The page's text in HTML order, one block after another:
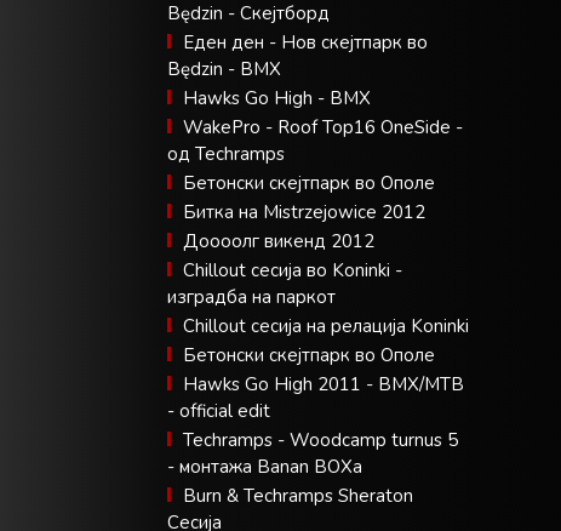
Będzin - Скејтборд
Еден ден - Нов скејтпарк во
Będzin - BMX
Hawks Go High - BMX
WakePro - Roof Top16 OneSide -
од Techramps
Бетонски скејтпарк во Ополе
Битка на Mistrzejowice 2012
Доооолг викенд 2012
Chillout сесија во Koninki -
изградба на паркот
Chillout сесија на релација Koninki
Бетонски скејтпарк во Ополе
Hawks Go High 2011 - BMX/MTB
- official edit
Techramps - Woodcamp turnus 5
- монтажа Banan BOXa
Burn & Techramps Sheraton
Сесија